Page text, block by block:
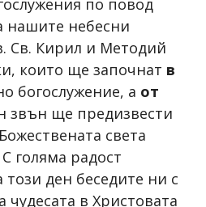
по повод
нашите небесни
Св. Кирил и Методий
които ще започнат в
богослужение, а от
звън ще предизвести
света
голяма радост
ден беседите ни с
чудесата в Христовата